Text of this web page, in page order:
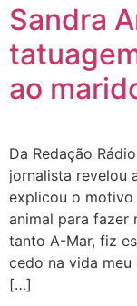
Sandra
ao
Da Redação
jornalista revelou
explicou o
animal para fazer
tanto A-Mar, fiz
cedo na vida
[…]